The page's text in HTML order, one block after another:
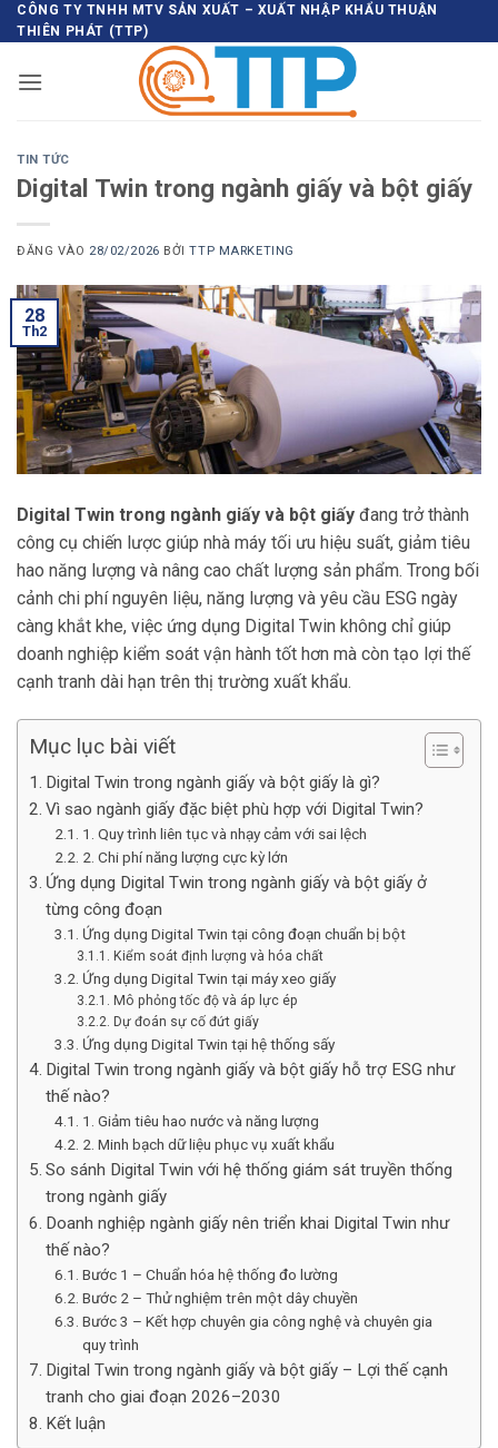
Bỏ
qua
dung
CÔNG TY TNHH MTV SẢN XUẤT – XUẤT NHẬP KHẨU THUẬN
THIÊN PHÁT (TTP)
TIN TỨC
Digital Twin trong ngành giấy và bột giấy
ĐĂNG VÀO 28/02/2026 BỞITTP MARKETING
28
Th2
Digital Twin trong ngành giấy và bột giấy đang trở thành
công cụ chiến lược giúp nhà máy tối ưu hiệu suất, giảm tiêu
hao năng lượng và nâng cao chất lượng sản phẩm. Trong bối
cảnh chi phí nguyên liệu, năng lượng và yêu cầu ESG ngày
càng khắt khe, việc ứng dụng Digital Twin không chỉ giúp
doanh nghiệp kiểm soát vận hành tốt hơn mà còn tạo lợi thế
cạnh tranh dài hạn trên thị trường xuất khẩu.
Mục lục bài viết
Digital Twin trong ngành giấy và bột giấy là gì?
Vì sao ngành giấy đặc biệt phù hợp với Digital Twin?
1. Quy trình liên tục và nhạy cảm với sai lệch
2. Chi phí năng lượng cực kỳ lớn
Ứng dụng Digital Twin trong ngành giấy và bột giấy ở
từng công đoạn
Ứng dụng Digital Twin tại công đoạn chuẩn bị bột
Kiểm soát định lượng và hóa chất
Ứng dụng Digital Twin tại máy xeo giấy
Mô phỏng tốc độ và áp lực ép
Dự đoán sự cố đứt giấy
Ứng dụng Digital Twin tại hệ thống sấy
Digital Twin trong ngành giấy và bột giấy hỗ trợ ESG như
thế nào?
1. Giảm tiêu hao nước và năng lượng
2. Minh bạch dữ liệu phục vụ xuất khẩu
So sánh Digital Twin với hệ thống giám sát truyền thống
trong ngành giấy
Doanh nghiệp ngành giấy nên triển khai Digital Twin như
thế nào?
Bước 1 – Chuẩn hóa hệ thống đo lường
Bước 2 – Thử nghiệm trên một dây chuyền
Bước 3 – Kết hợp chuyên gia công nghệ và chuyên gia
quy trình
Digital Twin trong ngành giấy và bột giấy – Lợi thế cạnh
tranh cho giai đoạn 2026–2030
Kết luận